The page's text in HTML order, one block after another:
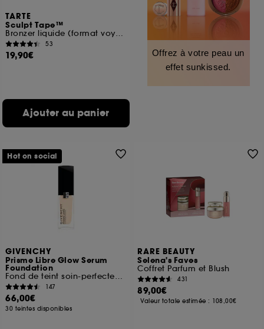
TARTE
Sculpt Tape™
Bronzer liquide (format voyage)
53
19,90€
Ajouter au panier
Offrez à votre peau un
effet sunkissed.
GIVENCHY
Prisme Libre Glow Serum
Foundation
Fond de teint soin-perfecteur hydratant
147
66,00€
30 teintes disponibles
Hot on social
RARE BEAUTY
Selena's Faves
Coffret Parfum et Blush
431
89,00€
Valeur totale estimée : 108,00€